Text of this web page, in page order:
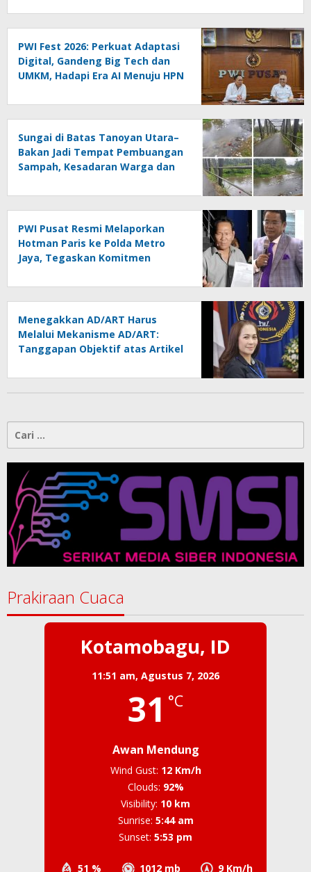
PWI Fest 2026: Perkuat Adaptasi
Digital, Gandeng Big Tech dan
UMKM, Hadapi Era AI Menuju HPN
Sungai di Batas Tanoyan Utara–
Bakan Jadi Tempat Pembuangan
Sampah, Kesadaran Warga dan
Dipertanyakan
PWI Pusat Resmi Melaporkan
Hotman Paris ke Polda Metro
Jaya, Tegaskan Komitmen
Menegakkan AD/ART Harus
Melalui Mekanisme AD/ART:
Tanggapan Objektif atas Artikel
Konspirasi Melanggar Aturan”
Cari
Prakiraan Cuaca
Kotamobagu, ID
11:51 am, Agustus 7, 2026
31 °C
Awan Mendung
51 % 1012 mb 9 Km/h
Wind Gust: 12 Km/h
Clouds: 92%
Visibility: 10 km
Sunrise: 5:44 am
Sunset: 5:53 pm